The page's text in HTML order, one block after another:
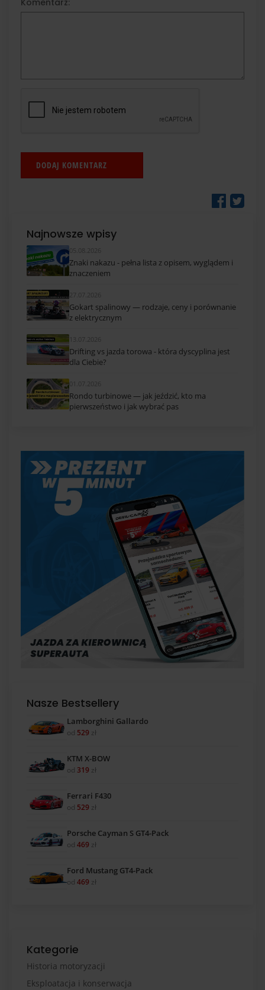
Najnowsze wpisy
05.08.2026
Znaki nakazu - pełna lista z opisem, wyglądem i
znaczeniem
Gokart spalinowy — rodzaje, ceny i porównanie
z elektrycznym
Drifting vs jazda torowa - która dyscyplina jest
dla Ciebie?
Rondo turbinowe — jak jeździć, kto ma
pierwszeństwo i jak wybrać pas
Nasze Bestsellery
Lamborghini Gallardo
od 529 zł
KTM X-BOW
od 319 zł
Ferrari F430
od 529 zł
Porsche Cayman S GT4-Pack
od 469 zł
Ford Mustang GT4-Pack
od 469 zł
Kategorie
Historia motoryzacji
Eksploatacja i konserwacja